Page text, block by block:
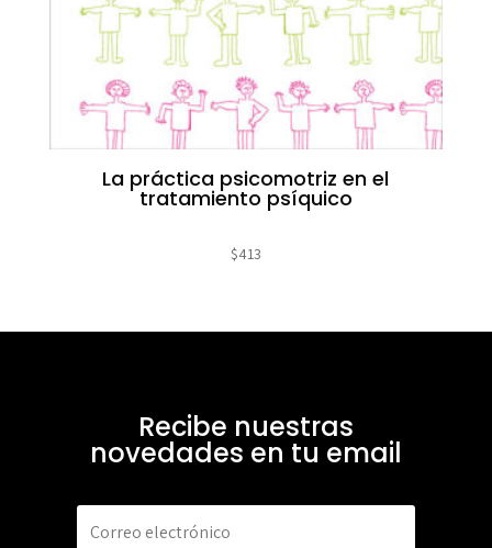
La práctica psicomotriz en el
tratamiento psíquico
$413
Recibe nuestras
novedades en tu email